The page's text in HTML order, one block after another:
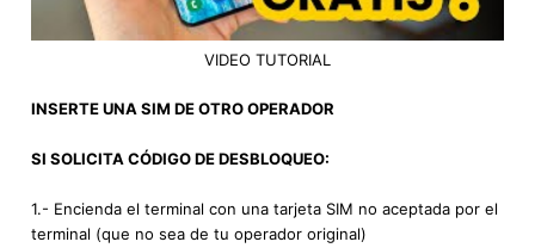
VIDEO TUTORIAL
INSERTE UNA SIM DE OTRO OPERADOR
SI SOLICITA CÓDIGO DE DESBLOQUEO:
1.- Encienda el terminal con una tarjeta SIM no aceptada por el
terminal (que no sea de tu operador original)